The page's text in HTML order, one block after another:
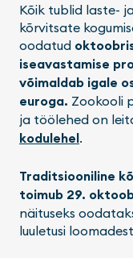
Kõik tublid laste-
kõrvitsate
oodatud
iseavastamise
võimaldab igale
euroga. Zookooli
ja töölehed on
kodulehel.
Traditsiooniline
toimub 29.
näituseks
luuletusi